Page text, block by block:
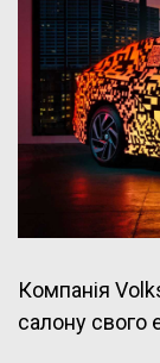
Компанія
салону свого